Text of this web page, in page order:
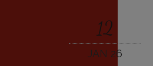
12
JAN 26